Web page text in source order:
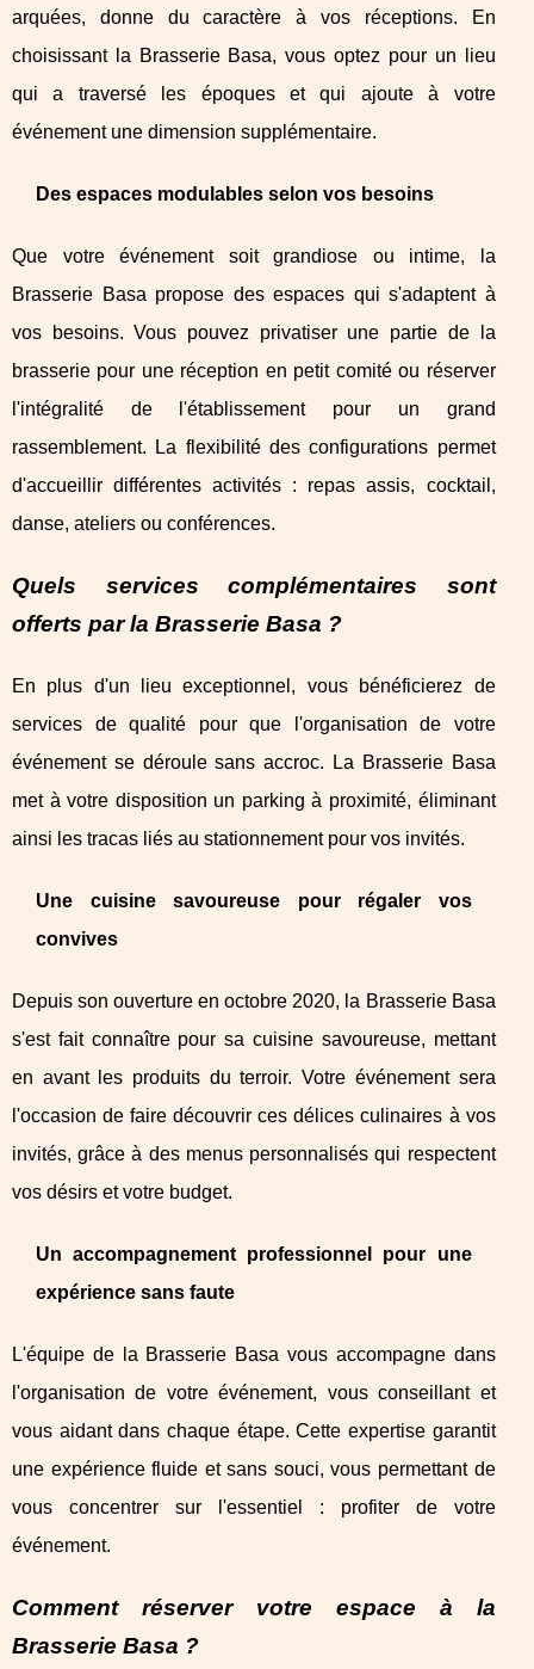
arquées, donne du caractère à vos réceptions. En
choisissant la Brasserie Basa, vous optez pour un lieu
qui a traversé les époques et qui ajoute à votre
événement une dimension supplémentaire.
Des espaces modulables selon vos besoins
Que votre événement soit grandiose ou intime, la
Brasserie Basa propose des espaces qui s'adaptent à
vos besoins. Vous pouvez privatiser une partie de la
brasserie pour une réception en petit comité ou réserver
l'intégralité de l'établissement pour un grand
rassemblement. La flexibilité des configurations permet
d'accueillir différentes activités : repas assis, cocktail,
danse, ateliers ou conférences.
Quels services complémentaires sont
offerts par la Brasserie Basa ?
En plus d'un lieu exceptionnel, vous bénéficierez de
services de qualité pour que l'organisation de votre
événement se déroule sans accroc. La Brasserie Basa
met à votre disposition un parking à proximité, éliminant
ainsi les tracas liés au stationnement pour vos invités.
Une cuisine savoureuse pour régaler vos
convives
Depuis son ouverture en octobre 2020, la Brasserie Basa
s'est fait connaître pour sa cuisine savoureuse, mettant
en avant les produits du terroir. Votre événement sera
l'occasion de faire découvrir ces délices culinaires à vos
invités, grâce à des menus personnalisés qui respectent
vos désirs et votre budget.
Un accompagnement professionnel pour une
expérience sans faute
L'équipe de la Brasserie Basa vous accompagne dans
l'organisation de votre événement, vous conseillant et
vous aidant dans chaque étape. Cette expertise garantit
une expérience fluide et sans souci, vous permettant de
vous concentrer sur l'essentiel : profiter de votre
événement.
Comment réserver votre espace à la
Brasserie Basa ?